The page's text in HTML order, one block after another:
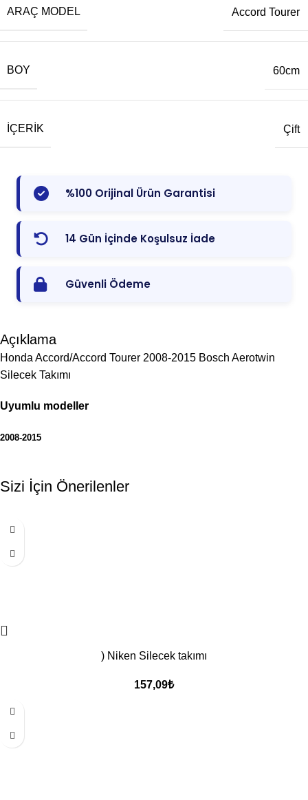
ARAÇ MODEL Accord Tourer
BOY 60cm
İÇERIK Çift
%100 Orijinal Ürün Garantisi
14 Gün İçinde Koşulsuz İade
Güvenli Ödeme
Açıklama
Honda Accord/Accord Tourer 2008-2015 Bosch Aerotwin
Silecek Takımı
Uyumlu modeller
2008-2015
Sizi İçin Önerilenler
) Niken Silecek takımı
157,09₺